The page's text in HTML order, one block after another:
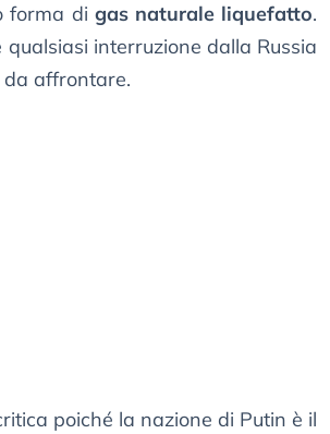
forma di gas naturale liquefatto.
qualsiasi interruzione dalla Russia
affrontare.
poiché la nazione di Putin è il